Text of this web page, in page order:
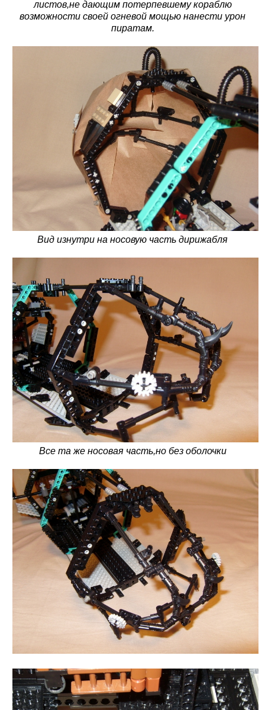
листов,не дающим потерпевшему кораблю
возможности своей огневой мощью нанести урон
пиратам.
Вид изнутри на носовую часть дирижабля
Все та же носовая часть,но без оболочки